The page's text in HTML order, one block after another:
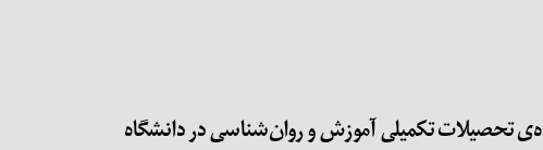
علمی دانشکده‌ی تحصیلات تکمیلی آموزش و روان‌شناسی در دانشگاه